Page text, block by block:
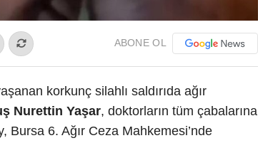
ABONE OL
korkunç silahlı saldırıda ağır
Nurettin Yaşar, doktorların tüm çabalarına
Bursa 6. Ağır Ceza Mahkemesi’nde